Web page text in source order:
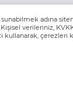
adına
verileriniz,
kullanarak, çerezleri